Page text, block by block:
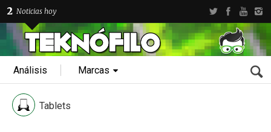
2 Noticias hoy
Análisis Marcas
Tablets